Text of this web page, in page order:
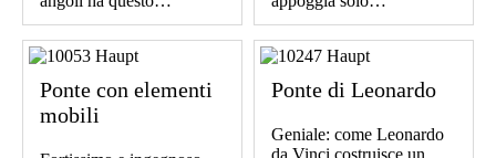
Ponte con elementi
mobili
Ponte di Leonardo
Geniale: come Leonardo